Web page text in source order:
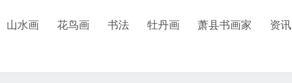
山水画 花鸟画 书法 牡丹画 萧县书画家 资讯